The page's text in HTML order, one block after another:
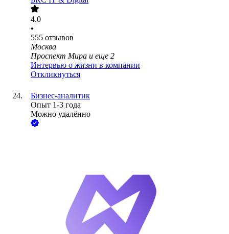
4.0
•
555 отзывов
Москва
Проспект Мира и еще 2
Интервью о жизни в компании
Откликнуться
Бизнес-аналитик
Опыт 1-3 года
Можно удалённо